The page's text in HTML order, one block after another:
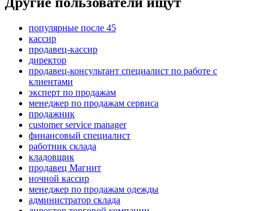
популярные после 45
кассир
продавец-кассир
директор
продавец-консультант специалист по работе с
клиентами
эксперт по продажам
менеджер по продажам сервиса
продажник
customer service manager
финансовый специалист
работник склада
кладовщик
продавец Магнит
ночной кассир
менеджер по продажам одежды
администратор склада